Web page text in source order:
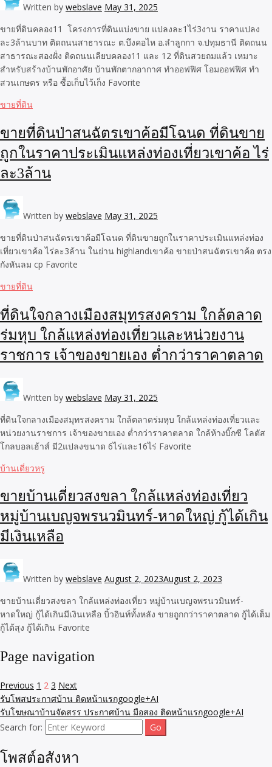
Written by webslave May 31, 2025
ขายที่ดินคลอง11 โครงการที่ดินแบ่งขาย แปลงละ1ไร่3งาน ราคาแปลง
ละ3ล้านบาท ติดถนนสาธารณะ ต.บึงคอไห อ.ลําลูกกา จ.ปทุมธานี ติดถนน
สาธารณะสองฝั่ง ติดถนนเลียบคลอง11 และ 12 ที่ดินสวยถมแล้ว เหมาะ
สำหรับสร้างบ้านพักอาศัย บ้านพักตากอากาศ ทำออฟฟิศ โอมออฟฟิศ ทำ
สวนเกษตร หรือ ซื้อเก็บไว้เก็ง Favorite
ขายที่ดิน
ขายที่ดินป่าสนฉัตรเขาค้อมีโฉนด ที่ดินขาย
ถูกในราคาประเมินแหล่งท่องเที่ยวเขาค้อ ไร่
ละ3ล้าน
Written by webslave May 31, 2025
ขายที่ดินป่าสนฉัตรเขาค้อมีโฉนด ที่ดินขายถูกในราคาประเมินแหล่งท่อง
เที่ยวเขาค้อ ไร่ละ3ล้าน ในย่าน highlandเขาค้อ ขายป่าสนฉัตรเขาค้อ ตรง
กังหันลม cp Favorite
ขายที่ดิน
ที่ดินใจกลางเมืองสมุทรสงคราม ใกล้ตลาด
ร่มหุบ ใกล้แหล่งท่องเที่ยวและหน่วยงาน
ราชการ เจ้าของขายเอง ต่ำกว่าราคาตลาด
Written by webslave May 31, 2025
ที่ดินใจกลางเมืองสมุทรสงคราม ใกล้ตลาดร่มหุบ ใกล้แหล่งท่องเที่ยวและ
หน่วยงานราชการ เจ้าของขายเอง ต่ำกว่าราคาตลาด ใกล้ห้างบิ๊กซี โลตัส
โกลบอลเฮ้าส์ มี2แปลงขนาด 6ไร่และ16ไร่ Favorite
บ้านเดี่ยวหรู
ขายบ้านเดี่ยวสงขลา ใกล้แหล่งท่องเที่ยว
หมู่บ้านเบญจพรนวมินทร์-หาดใหญ่ กู้ได้เกิน
มีเงินเหลือ
Written by webslave August 2, 2023August 2, 2023
ขายบ้านเดี่ยวสงขลา ใกล้แหล่งท่องเที่ยว หมู่บ้านเบญจพรนวมินทร์-
หาดใหญ่ กู้ได้เกินมีเงินเหลือ บิ้วอินท์ทั้งหลัง ขายถูกกว่าราคาตลาด กู้ได้เต็ม
กู้ได้สุง กู้ได้เกิน Favorite
Page navigation
Previous 1 2 3 Next
รับโพสประกาศบ้าน ติดหน้าแรกgoogle+AI
รับโฆษณาบ้านจัดสรร ประกาศบ้าน มือสอง ติดหน้าแรกgoogle+AI
Search for:
โพสต์อสังหา